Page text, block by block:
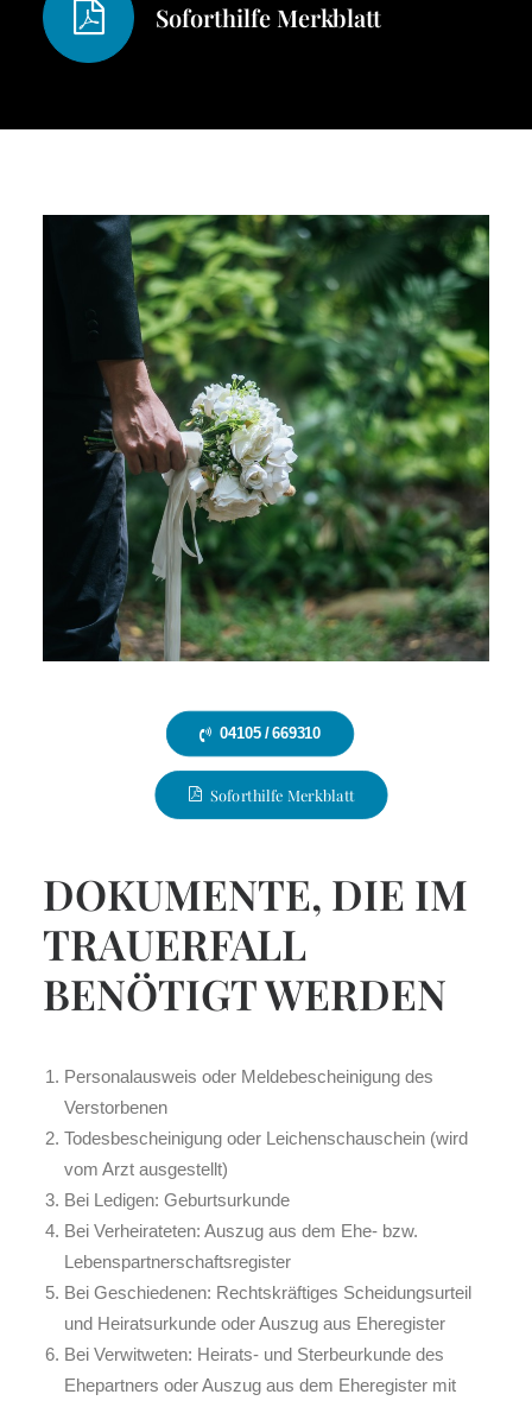
Soforthilfe Merkblatt
DOKUMENTE, DIE IM
TRAUERFALL
BENÖTIGT WERDEN
Personalausweis oder Meldebescheinigung des
Verstorbenen
Todesbescheinigung oder Leichenschauschein (wird
vom Arzt ausgestellt)
Bei Ledigen: Geburtsurkunde
Bei Verheirateten: Auszug aus dem Ehe- bzw.
Lebenspartnerschaftsregister
Bei Geschiedenen: Rechtskräftiges Scheidungsurteil
und Heiratsurkunde oder Auszug aus Eheregister
Bei Verwitweten: Heirats- und Sterbeurkunde des
Ehepartners oder Auszug aus dem Eheregister mit
04105 / 669310
Soforthilfe Merkblatt